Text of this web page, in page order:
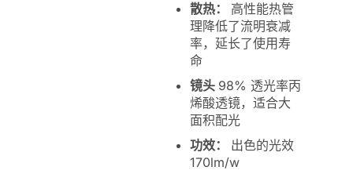
散热： 高性能热管
理降低了流明衰减
率，延长了使用寿
命
镜头 98% 透光率丙
烯酸透镜，适合大
面积配光
功效： 出色的光效
170lm/w